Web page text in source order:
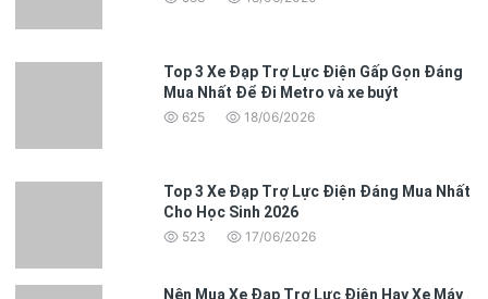
Top 3 Xe Đạp Trợ Lực Điện Gấp Gọn Đáng
Mua Nhất Để Đi Metro và xe buýt
625 18/06/2026
Top 3 Xe Đạp Trợ Lực Điện Đáng Mua Nhất
Cho Học Sinh 2026
523 17/06/2026
Nên Mua Xe Đạp Trợ Lực Điện Hay Xe Máy